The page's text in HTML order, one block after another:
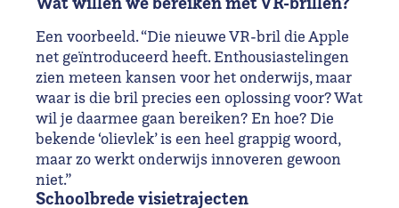
Een voorbeeld. “Die nieuwe VR-bril die Apple
net geïntroduceerd heeft. Enthousiastelingen
zien meteen kansen voor het onderwijs, maar
waar is die bril precies een oplossing voor? Wat
wil je daarmee gaan bereiken? En hoe? Die
bekende ‘olievlek’ is een heel grappig woord,
maar zo werkt onderwijs innoveren gewoon
niet.”
Schoolbrede visietrajecten